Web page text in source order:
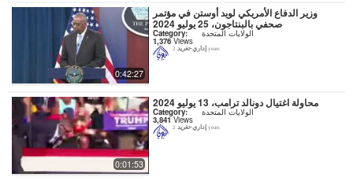
0:42:27
وزير الدفاع الأمريكي لويد أوستن في مؤتمر
صحفي بالبنتاجون، 25 يوليو 2024
Category: الولايات المتحدة
1,376Views
إداري-تغريد 2 years
0:01:53
محاولة اغتيال دونالد ترامب، 13 يوليو 2024
Category: الولايات المتحدة
3,841Views
إداري-تغريد 2 years